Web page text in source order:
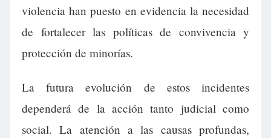
violencia han puesto en evidencia la necesidad
de fortalecer las políticas de convivencia y
protección de minorías.
La futura evolución de estos incidentes
dependerá de la acción tanto judicial como
social. La atención a las causas profundas,